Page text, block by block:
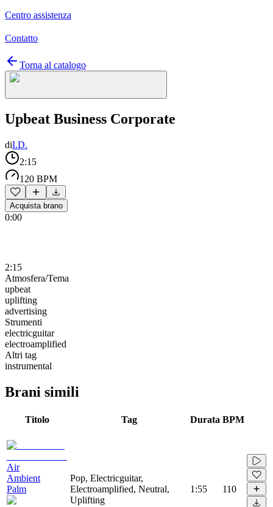
Centro assistenza
Contatto
Torna al catalogo
Upbeat Business Corporate
diI.D.
2:15
120 BPM
Acquista brano
0:00
2:15
Atmosfera/Tema
upbeat
uplifting
advertising
Strumenti
electricguitar
electroamplified
Altri tag
instrumental
Brani simili
Titolo Tag Durata BPM
Air
Ambient
Palm
Pop, Electricguitar,
Electroamplified, Neutral,
Uplifting
1:55 110